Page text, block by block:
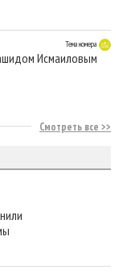
Тема номера
Исмаиловым
Смотреть все